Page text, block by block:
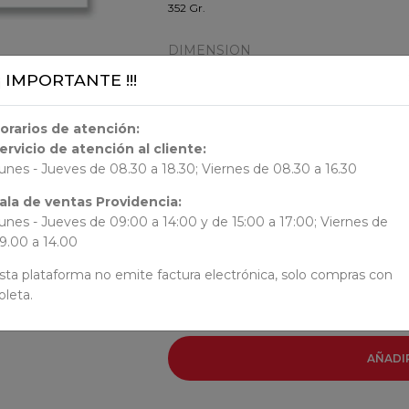
352 Gr.
DIMENSION
AUTORES
IMPORTANTE !!!
de atención:
de atención al cliente:
- Jueves de 08.30 a 18.30; Viernes de 08.30 a 16.30
de ventas Providencia:
- Jueves de 09:00 a 14:00 y de 15:00 a 17:00; Viernes de
a 14.00
plataforma no emite factura electrónica, solo compras con